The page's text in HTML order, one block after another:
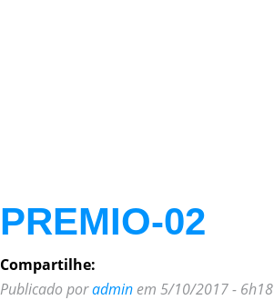
PREMIO-02
Compartilhe:
Publicado poradmin em 5/10/2017 - 6h18